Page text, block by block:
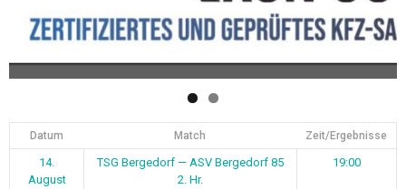
Datum Match Zeit/Ergebnisse
14.
August
TSG Bergedorf — ASV Bergedorf 85
2. Hr.
19:00